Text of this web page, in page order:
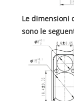
Le dimensioni
sono le